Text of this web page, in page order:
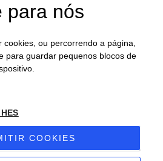
|Privacidade|Notas
|EU Data Act Policy
PORTUGUESE
para nós
ou percorrendo a página,
para guardar pequenos blocos de
COOKIES